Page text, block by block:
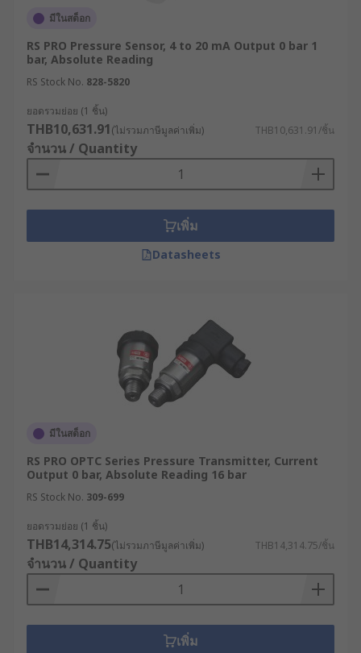
1. ช่วงการวัดแรงดัน (Pressure Range)
เลือกเซ็นเซอร์ให้เหมาะกับช่วงแรงดันที่ต้องการวัด
โดยควรเผื่อช่วงการวัดไว้เล็กน้อย สำหรับกรณีที่แรงดัน
มีการเปลี่ยนแปลง
2. ประเภทของแรงดัน (Pressure Type)
เลือกเซ็นเซอร์ให้เหมาะกับประเภทของแรงดันที่
ต้องการวัด เช่น ต้องการวัดแรงดันเทียบกับแรงดันใน
3. ประเภทของเซ็นเซอร์ (Sensor Type)
แนะนำไปข้างต้น การเลือกประเภทของเซ็นเซอร์ที่
เหมาะสม จะช่วยให้ได้ผลลัพธ์การวัดที่แม่นยำมากที่สุด
และช่วยลดโอกาสที่เซ็นเซอร์จะได้รับความเสียหาย
4. การส่งสัญญาณขาออก (Output
Signal)
เลือกเซ็นเซอร์จากรูปแบบของการส่งสัญญาณขาออกที่
ต้องการ มีอยู่ด้วยกัน 3 รูปแบบ
แรงดันไฟฟ้า (Voltage): ใช้งานง่าย เชื่อมต่อกับ
อุปกรณ์อื่นได้สะดวก
กระแสไฟฟ้า (Current): มีสัญญาณรบกวนน้อย
เหมาะกับการใช้งานในสภาพแวดล้อมที่มีเสียง
ดิจิทัล (Digital): ใช้งานง่าย ประมวลผลข้อมูลได้
มีในสต็อก
RS PRO Pressure Sensor, 4 to 20 mA Output 0 bar 1
bar, Absolute Reading
RS Stock No. 828-5820
ยอดรวมย่อย (1 ชิ้น)
THB10,631.91(ไม่รวมภาษีมูลค่าเพิ่ม) THB10,631.91/ชิ้น
จำนวน / Quantity
เพิ่ม
Datasheets
มีในสต็อก
RS PRO OPTC Series Pressure Transmitter, Current
Output 0 bar, Absolute Reading 16 bar
RS Stock No. 309-699
ยอดรวมย่อย (1 ชิ้น)
THB14,314.75(ไม่รวมภาษีมูลค่าเพิ่ม) THB14,314.75/ชิ้น
จำนวน / Quantity
เพิ่ม